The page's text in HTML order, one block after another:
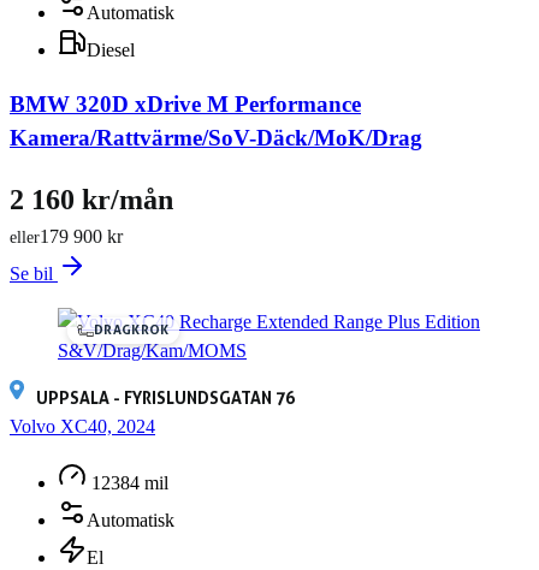
Automatisk
Diesel
BMW 320D xDrive M Performance
Kamera/Rattvärme/SoV-Däck/MoK/Drag
179 900 kr
eller
2 160 kr/mån
Se bil
DRAGKROK
UPPSALA - FYRISLUNDSGATAN 76
Volvo XC40, 2024
12384 mil
Automatisk
El